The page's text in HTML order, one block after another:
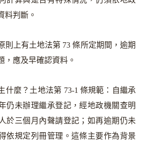
料判斷。
則上有土地法第 73 條所定期間，逾期
，應及早確認資料。
什麼？土地法第 73-1 條規範：自繼承
仍未辦理繼承登記，經地政機關查明
於三個月內聲請登記；如再逾期仍未
依規定列冊管理。這條主要作為背景